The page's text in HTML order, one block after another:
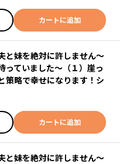
カートに追加
と妹を絶対に許しません～
っていました～（１）崖っ
策略で幸せになります！シ
カートに追加
と妹を絶対に許しません～